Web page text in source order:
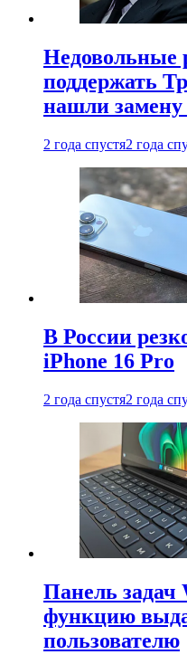
Недовольные
поддержать
нашли замену
2 года спустя2 года
В России
iPhone 16 Pro
2 года спустя2 года
Панель задач
функцию
пользователю